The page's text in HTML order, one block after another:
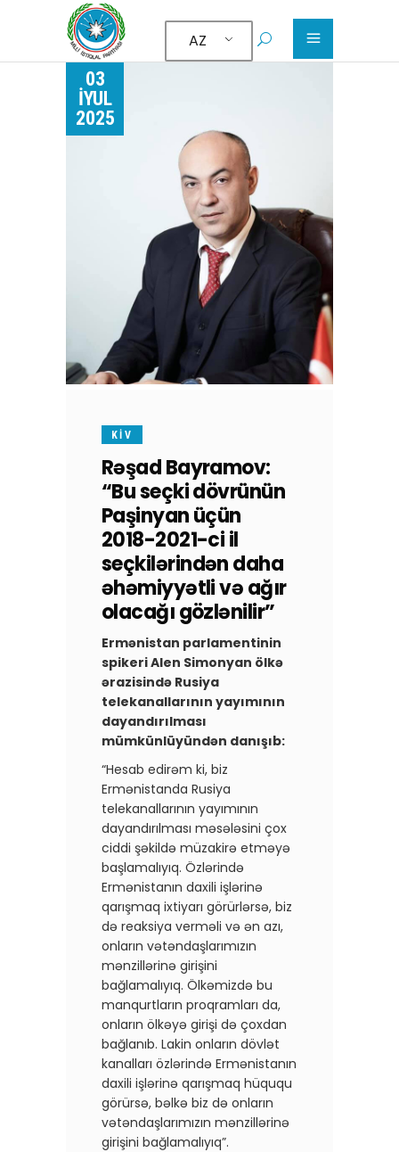
AZ
03
İYUL
2025
KİV
Rəşad Bayramov:
“Bu seçki dövrünün
Paşinyan üçün
2018-2021-ci il
seçkilərindən daha
əhəmiyyətli və ağır
olacağı gözlənilir”
Ermənistan parlamentinin
spikeri Alen Simonyan ölkə
ərazisində Rusiya
telekanallarının yayımının
dayandırılması
mümkünlüyündən danışıb:
“Hesab edirəm ki, biz
Ermənistanda Rusiya
telekanallarının yayımının
dayandırılması məsələsini çox
ciddi şəkildə müzakirə etməyə
başlamalıyıq. Özlərində
Ermənistanın daxili işlərinə
qarışmaq ixtiyarı görürlərsə, biz
də reaksiya verməli və ən azı,
onların vətəndaşlarımızın
mənzillərinə girişini
bağlamalıyıq. Ölkəmizdə bu
manqurtların proqramları da,
onların ölkəyə girişi də çoxdan
bağlanıb. Lakin onların dövlət
kanalları özlərində Ermənistanın
daxili işlərinə qarışmaq hüququ
görürsə, bəlkə biz də onların
vətəndaşlarımızın mənzillərinə
girişini bağlamalıyıq”.